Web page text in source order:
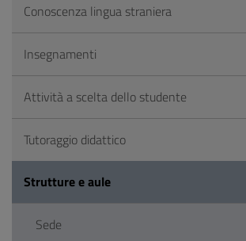
Conoscenza lingua straniera
Insegnamenti
Attività a scelta dello studente
Tutoraggio didattico
Strutture e aule
Sede